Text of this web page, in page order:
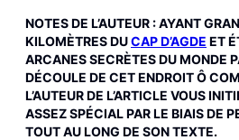
NOTES DE L’AUTEUR : AYANT
KILOMÈTRES DUCAP D’AGDE ET
ARCANES SECRÈTES DU MONDE
DÉCOULE DE CET ENDROIT Ô
L’AUTEUR DE L’ARTICLE VOUS
ASSEZ SPÉCIAL PAR LE BIAIS DE
TOUT AU LONG DE SON TEXTE.